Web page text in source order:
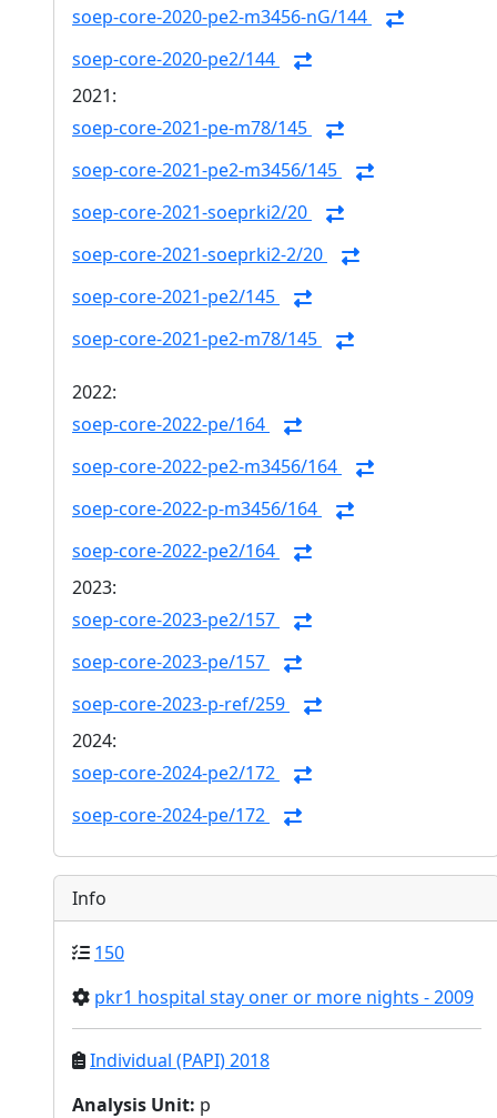
soep-core-2020-pe2-m3456-nG/144
soep-core-2020-pe2/144
2021:
soep-core-2021-pe-m78/145
soep-core-2021-pe2-m3456/145
soep-core-2021-soeprki2/20
soep-core-2021-soeprki2-2/20
soep-core-2021-pe2/145
soep-core-2021-pe2-m78/145
2022:
soep-core-2022-pe/164
soep-core-2022-pe2-m3456/164
soep-core-2022-p-m3456/164
soep-core-2022-pe2/164
2023:
soep-core-2023-pe2/157
soep-core-2023-pe/157
soep-core-2023-p-ref/259
2024:
soep-core-2024-pe2/172
soep-core-2024-pe/172
Info
150
pkr1 hospital stay oner or more nights - 2009
Individual (PAPI) 2018
Analysis Unit: p